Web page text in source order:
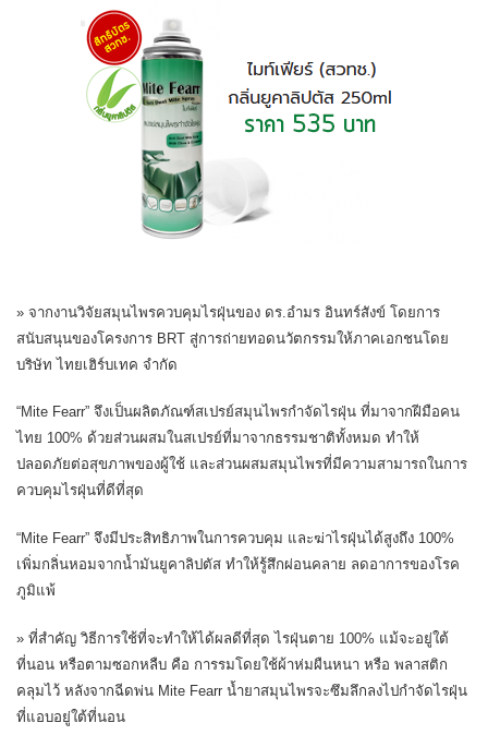
» จากงานวิจัยสมุนไพรควบคุมไรฝุ่นของ ดร.อำมร อินทร์สังข์ โดยการ
สนับสนุนของโครงการ BRT สู่การถ่ายทอดนวัตกรรมให้ภาคเอกชนโดย
บริษัท ไทยเฮิร์บเทค จำกัด
“Mite Fearr” จึงเป็นผลิตภัณฑ์สเปรย์สมุนไพรกำจัดไรฝุ่น ที่มาจากฝีมือคน
ไทย 100% ด้วยส่วนผสมในสเปรย์ที่มาจากธรรมชาติทั้งหมด ทำให้
ปลอดภัยต่อสุขภาพของผู้ใช้ และส่วนผสมสมุนไพรที่มีความสามารถในการ
ควบคุมไรฝุ่นที่ดีที่สุด
“Mite Fearr” จึงมีประสิทธิภาพในการควบคุม และฆ่าไรฝุ่นได้สูงถึง 100%
เพิ่มกลิ่นหอมจากน้ำมันยูคาลิปตัส ทำให้รู้สึกผ่อนคลาย ลดอาการของโรค
ภูมิแพ้
» ที่สำคัญ วิธีการใช้ที่จะทำให้ได้ผลดีที่สุด ไรฝุ่นตาย 100% แม้จะอยู่ใต้
ที่นอน หรือตามซอกหลืบ คือ การรมโดยใช้ผ้าห่มผืนหนา หรือ พลาสติก
คลุมไว้ หลังจากฉีดพ่น Mite Fearr น้ำยาสมุนไพรจะซึมลึกลงไปกำจัดไรฝุ่น
ที่แอบอยู่ใต้ที่นอน